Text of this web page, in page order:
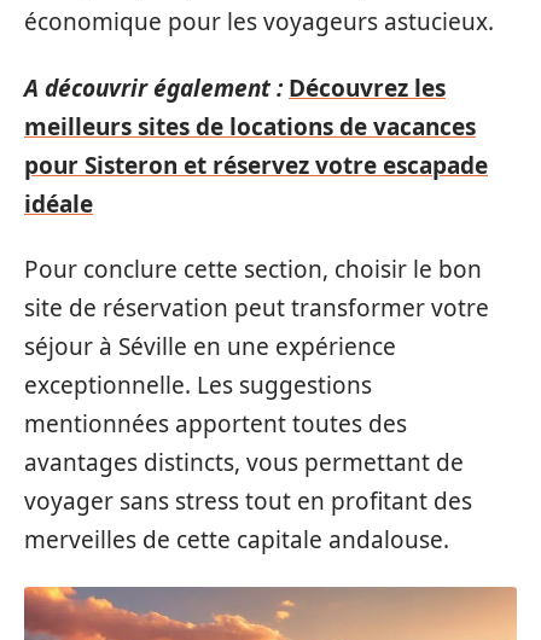
économique pour les voyageurs astucieux.
A découvrir également : Découvrez les
meilleurs sites de locations de vacances
pour Sisteron et réservez votre escapade
idéale
Pour conclure cette section, choisir le bon
site de réservation peut transformer votre
séjour à Séville en une expérience
exceptionnelle. Les suggestions
mentionnées apportent toutes des
avantages distincts, vous permettant de
voyager sans stress tout en profitant des
merveilles de cette capitale andalouse.